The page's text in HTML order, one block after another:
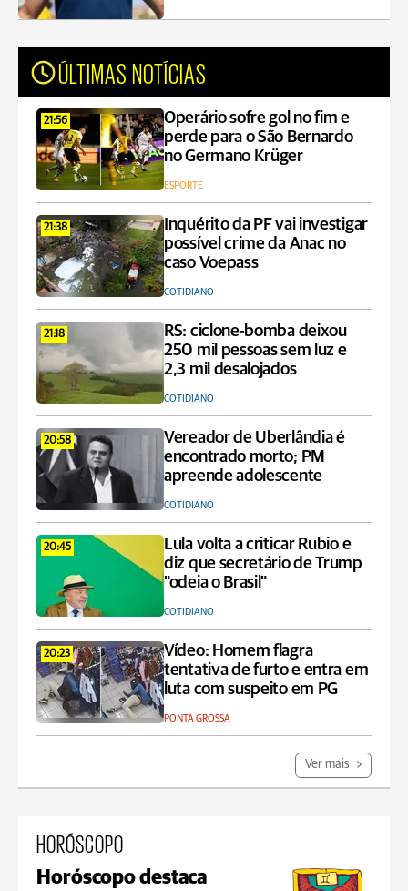
ÚLTIMAS NOTÍCIAS
21:56
Operário sofre gol no fim e
perde para o São Bernardo
no Germano Krüger
ESPORTE
21:38
Inquérito da PF vai investigar
possível crime da Anac no
caso Voepass
COTIDIANO
21:18
RS: ciclone-bomba deixou
250 mil pessoas sem luz e
2,3 mil desalojados
COTIDIANO
20:58
Vereador de Uberlândia é
encontrado morto; PM
apreende adolescente
COTIDIANO
20:45
Lula volta a criticar Rubio e
diz que secretário de Trump
"odeia o Brasil"
COTIDIANO
20:23
Vídeo: Homem flagra
tentativa de furto e entra em
luta com suspeito em PG
PONTA GROSSA
Ver mais
HORÓSCOPO
Horóscopo destaca